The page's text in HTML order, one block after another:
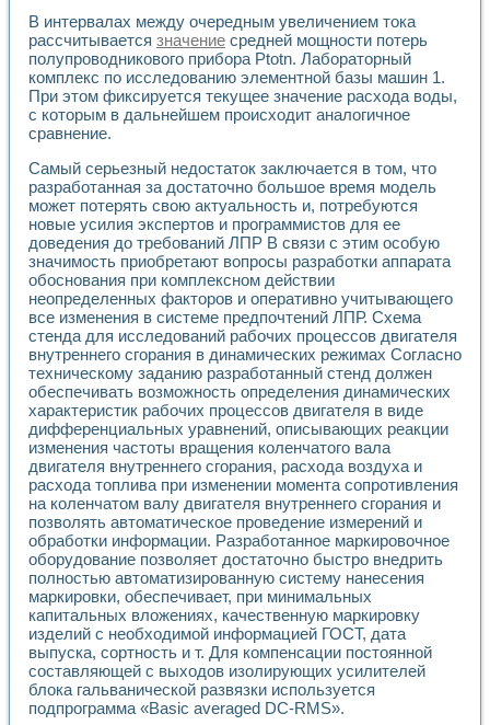
Разработка виртуальных тренажеров путем
Система блокировок, сигнализации и защиты ускорителя
Система сбора данных и управления процессом
Управление температурой газовой среды специальной
Разработка программного обеспечения с
Автоматизация реометрических исследований на базе
Применение измерителя иммитанса для исследова¬ния
Исследование электромагнитных переходных процессов
Стенд для исследования электрических переходных
Автоматизация контроля сварных швов на базе
Измерительный контроль с применением
Моделирование надежности и эффективности систем
Лабораторные практикумы и учебные стенды
Автоматизация лабораторного стенда по измерению
Автоматизированные лабораторные комплексы для
Виртуальный прибор для исследования нелинейных
Использование виртуальных приборов в процесе
Использование программ ELECTRONICS WORKBENCH-
Лабораторный практикум по дисциплине «Цифровые
Лабораторный практикум по ИНС на основе LabVIEW
Лабораторный практикум по основам теории коммутации
Опыт использования NI LabVIEW для создания
Применение LabVIEW для исследования течения в
Создание виртуальной работы «Изучение магнитных
Обратный маятник
Устройство для изучения основ интерфейсов обмена по
Лабораторный практикум: изучение адиабатического
Стенд для исследования электрических переходных
Система статистической обработки результатов
Автоматизация лазерно-плазменных измерений с
Модельно-измерительный комплекс. Назначение. Состав.
Использование технологий NATIONAL INSTRUMENTS
В интервалах между очередным увеличением тока
рассчитывается значение средней мощности потерь
полупроводникового прибора Ptotn. Лабораторный
комплекс по исследованию элементной базы машин 1.
При этом фиксируется текущее значение расхода воды,
с которым в дальнейшем происходит аналогичное
сравнение.
Самый серьезный недостаток заключается в том, что
разработанная за достаточно большое время модель
может потерять свою актуальность и, потребуются
новые усилия экспертов и программистов для ее
доведения до требований ЛПР В связи с этим особую
значимость приобретают вопросы разработки аппарата
обоснования при комплексном действии
неопределенных факторов и оперативно учитывающего
все изменения в системе предпочтений ЛПР. Схема
стенда для исследований рабочих процессов двигателя
внутреннего сгорания в динамических режимах Согласно
техническому заданию разработанный стенд должен
обеспечивать возможность определения динамических
характеристик рабочих процессов двигателя в виде
дифференциальных уравнений, описывающих реакции
изменения частоты вращения коленчатого вала
двигателя внутреннего сгорания, расхода воздуха и
расхода топлива при изменении момента сопротивления
на коленчатом валу двигателя внутреннего сгорания и
позволять автоматическое проведение измерений и
обработки информации. Разработанное маркировочное
оборудование позволяет достаточно быстро внедрить
полностью автоматизированную систему нанесения
маркировки, обеспечивает, при минимальных
капитальных вложениях, качественную маркировку
изделий с необходимой информацией ГОСТ, дата
выпуска, сортность и т. Для компенсации постоянной
составляющей с выходов изолирующих усилителей
блока гальванической развязки используется
подпрограмма «Basic averaged DC-RMS».